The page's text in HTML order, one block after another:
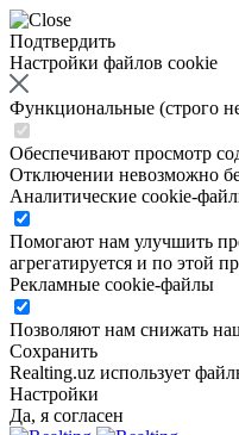
Подтвердить
Настройки файлов cookie
Функциональные (строго
Обеспечивают просмотр
Отключении невозможно
Аналитические cookie-
Помогают нам улучшить
агрегатируется и по этой
Рекламные cookie-файлы
Позволяют нам снижать
Сохранить
Realting.uz использует
Настройки
Да, я согласен